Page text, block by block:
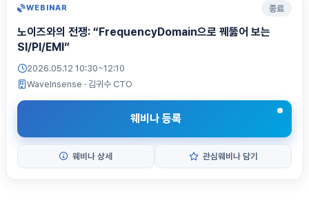
WEBINAR 종료
노이즈와의 전쟁: “FrequencyDomain으로 꿰뚫어 보는
SI/PI/EMI”
2026.05.12 10:30~12:10
WaveInsense · 김귀수 CTO
웨비나 등록
웨비나 상세 관심웨비나 담기